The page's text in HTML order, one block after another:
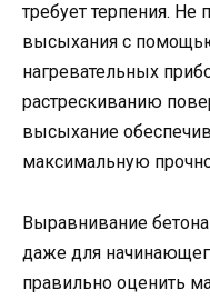
требует терпения. Не
высыхания с
нагревательных
растрескиванию
высыхание
максимальную
Выравнивание
даже для
правильно оценить